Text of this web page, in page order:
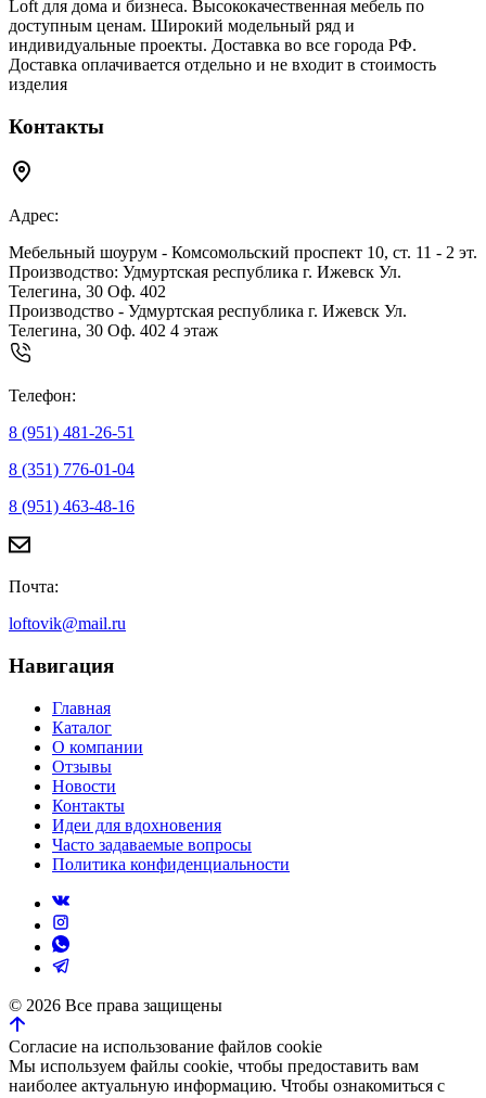
Loft для дома и бизнеса. Высококачественная мебель по
доступным ценам. Широкий модельный ряд и
индивидуальные проекты. Доставка во все города РФ.
Доставка оплачивается отдельно и не входит в стоимость
изделия
Контакты
Адрес:
Мебельный шоурум - Комсомольский проспект 10, ст. 11 - 2 эт.
Производство: Удмуртская республика г. Ижевск Ул.
Телегина, 30 Оф. 402
Производство - Удмуртская республика г. Ижевск Ул.
Телегина, 30 Оф. 402 4 этаж
Телефон:
8 (951) 481-26-51
8 (351) 776-01-04
8 (951) 463-48-16
Почта:
loftovik@mail.ru
Навигация
Главная
Каталог
О компании
Отзывы
Новости
Контакты
Идеи для вдохновения
Часто задаваемые вопросы
Политика конфиденциальности
© 2026 Все права защищены
Согласие на использование файлов cookie
Мы используем файлы cookie, чтобы предоставить вам
наиболее актуальную информацию. Чтобы ознакомиться с